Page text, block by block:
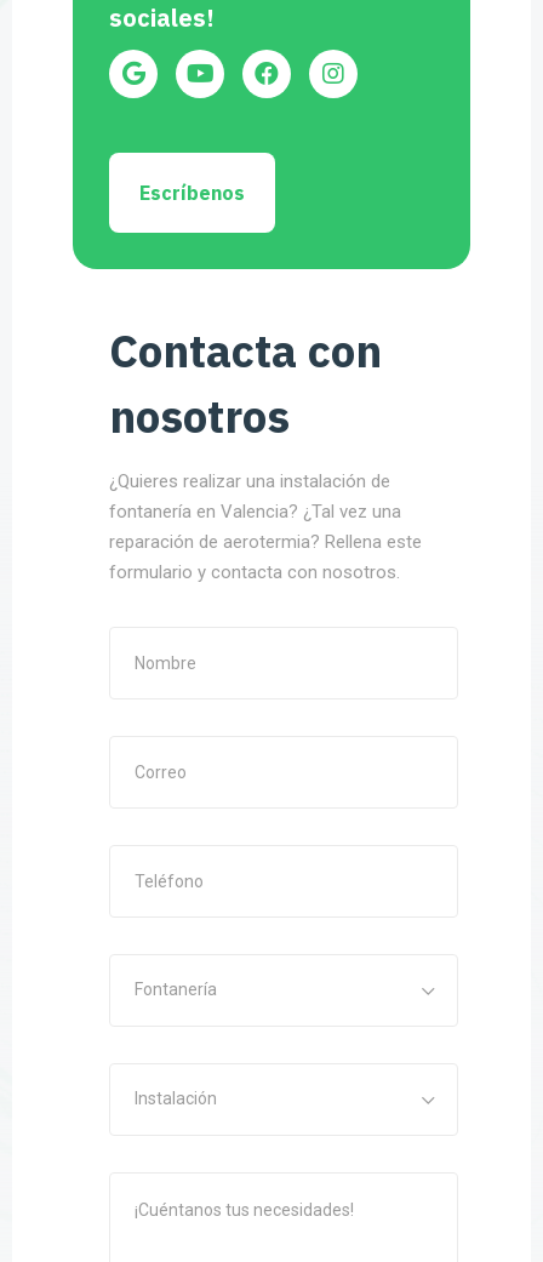
sociales!
Escríbenos
Contacta con
nosotros
¿Quieres realizar una instalación de
fontanería en Valencia? ¿Tal vez una
reparación de aerotermia? Rellena este
formulario y contacta con nosotros.
Fontanería
Instalación